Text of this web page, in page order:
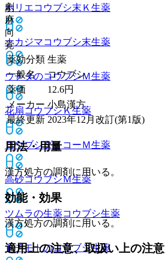
ホリエコウブシ末Ｋ 生薬
ナカジマコウブシ末生薬
ウチダのコウブシＭ生薬
花扇コウブシＫ生薬
コウブシダイコーＭ生薬
高砂コウブシＭ生薬
ツムラの生薬コウブシ生薬
トチモトのコウブシ生薬
劇
麻
向
覚
薬効分類 生薬
一般名
コウブシ
薬価
12.6円
メーカー 小島漢方
最終更新 2023年12月改訂(第1版)
用法・用量
漢方処方の調剤に用いる。
効能・効果
漢方処方の調剤に用いる。
適用上の注意、取扱い上の注意